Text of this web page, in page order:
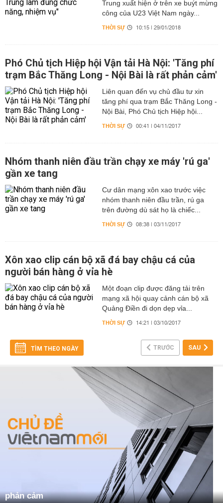
Trung xuất hiện ở trên xe buýt mừng
công của U23 Việt Nam ngày...
THỜI SỰ 10:15 | 29/01/2018
Phó Chủ tịch Hiệp hội Vận tải Hà Nội: 'Tăng phí
trạm Bắc Thăng Long - Nội Bài là rất phản cảm'
Liên quan đến vụ chủ đầu tư xin
tăng phí qua trạm Bắc Thăng Long -
Nội Bài, Phó Chủ tịch Hiệp hội...
THỜI SỰ 00:41 | 04/11/2017
Nhóm thanh niên đầu trần chạy xe máy 'rú ga'
gần xe tang
Cư dân mạng xôn xao trước việc
nhóm thanh niên đầu trần, rú ga
trên đường dù sát họ là chiếc...
THỜI SỰ 08:38 | 03/11/2017
Xôn xao clip cán bộ xã đá bay chậu cá của
người bán hàng ở vỉa hè
Một đoạn clip được đăng tải trên
mạng xã hội quay cảnh cán bộ xã
Quảng Điền đi dọn dẹp vỉa...
THỜI SỰ 14:21 | 03/10/2017
TÌM THEO NGÀY TRƯỚC SAU
phản cảm